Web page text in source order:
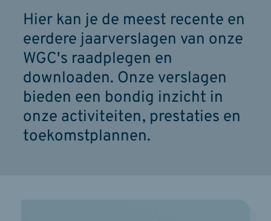
Hier kan je de meest recente en
eerdere jaarverslagen van onze
WGC's raadplegen en
downloaden. Onze verslagen
bieden een bondig inzicht in
onze activiteiten, prestaties en
toekomstplannen.